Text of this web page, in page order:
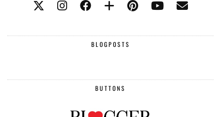
BLOGPOSTS
BUTTONS